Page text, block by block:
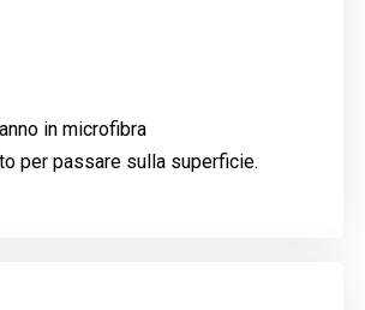
in microfibra
per passare sulla superficie.